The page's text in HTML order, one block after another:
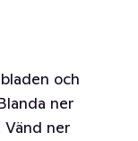
och
ner
ner